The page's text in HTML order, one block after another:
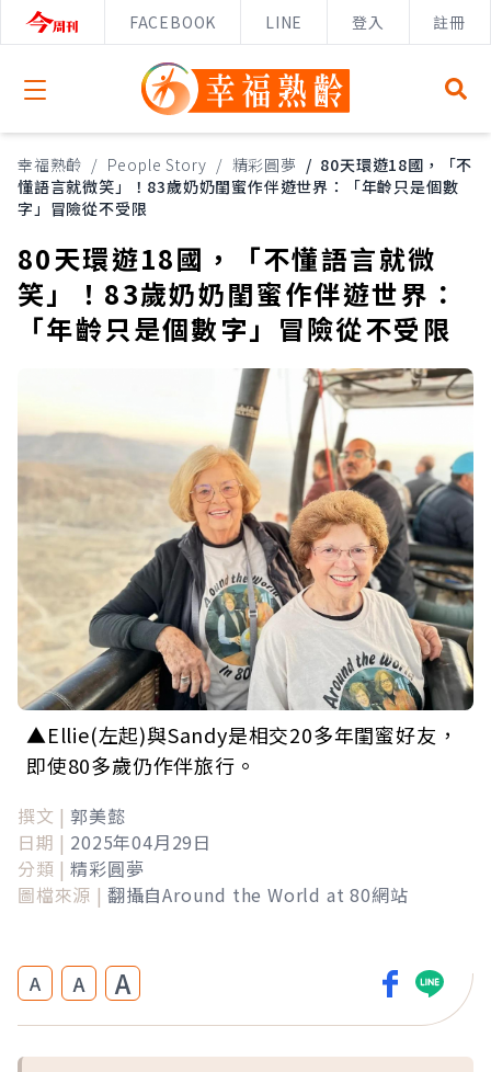
FACEBOOK LINE 登入 註冊
Open menu
幸福熟齡 / People Story / 精彩圓夢 / 80天環遊18國，「不
懂語言就微笑」！83歲奶奶閨蜜作伴遊世界：「年齡只是個數
字」冒險從不受限
80天環遊18國，「不懂語言就微
笑」！83歲奶奶閨蜜作伴遊世界：
「年齡只是個數字」冒險從不受限
▲Ellie(左起)與Sandy是相交20多年閨蜜好友，
即使80多歲仍作伴旅行。
撰文 | 郭美懿
日期 | 2025年04月29日
分類 | 精彩圓夢
圖檔來源 | 翻攝自Around the World at 80網站
A A A